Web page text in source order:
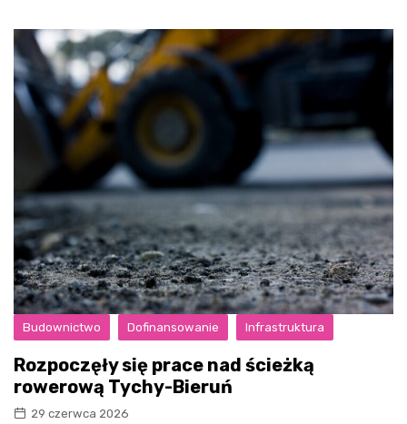
Budownictwo Dofinansowanie Infrastruktura
Rozpoczęły się prace nad ścieżką
rowerową Tychy-Bieruń
29 czerwca 2026